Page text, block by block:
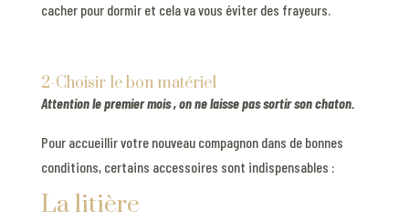
cacher pour dormir et cela va vous éviter des frayeurs.
2-Choisir le bon matériel
Attention le premier mois , on ne laisse pas sortir son chaton.
Pour accueillir votre nouveau compagnon dans de bonnes
conditions, certains accessoires sont indispensables :
La litière